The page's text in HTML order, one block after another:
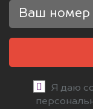
Я даю